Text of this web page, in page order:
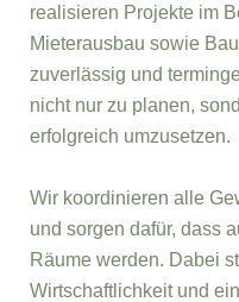
realisieren Projekte im
Mieterausbau sowie
zuverlässig und
nicht nur zu planen,
erfolgreich umzusetzen.
Wir koordinieren alle
und sorgen dafür, dass
Räume werden. Dabei
Wirtschaftlichkeit und